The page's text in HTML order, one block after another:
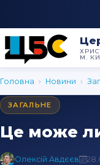
М.
Головна › Новини ›
ЗАГАЛЬНЕ
Це може
Олексій Авдєєв